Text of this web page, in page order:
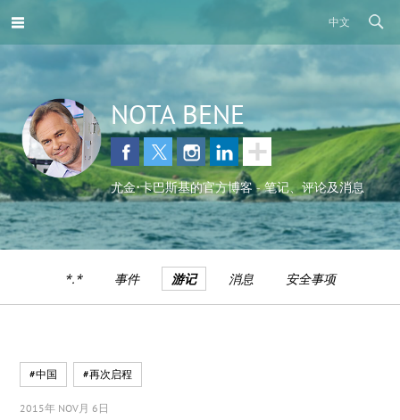
中文
NOTA BENE
尤金•卡巴斯基的官方博客 - 笔记、评论及消息
*.* 事件 游记 消息 安全事项
#中国 #再次启程
2015年 NOV月 6日